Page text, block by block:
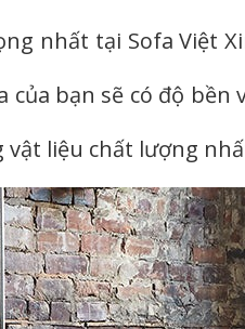
nhất tại Sofa Việt
bạn sẽ có độ
liệu chất lượng